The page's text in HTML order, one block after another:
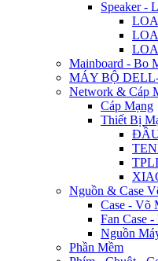
Speaker -
LOA
Mainboard - Bo
MÁY BỘ
Network & Cáp
Cáp Mạng
Thiết Bị
Nguồn & Case
Case - Võ
Fan Case
Nguồn
Phần Mềm